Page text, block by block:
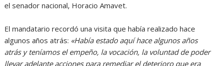
el senador nacional, Horacio Amavet.
El mandatario recordó una visita que había realizado hace
algunos años atrás: «Había estado aquí hace algunos años
atrás y teníamos el empeño, la vocación, la voluntad de poder
llevar adelante acciones para remediar el deterioro que era